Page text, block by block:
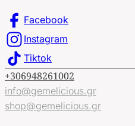
Facebook
Instagram
Tiktok
+306948261002
info@gemelicious.gr
shop@gemelicious.gr